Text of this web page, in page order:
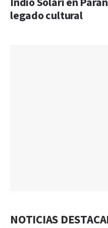
legado cultural
NOTICIAS